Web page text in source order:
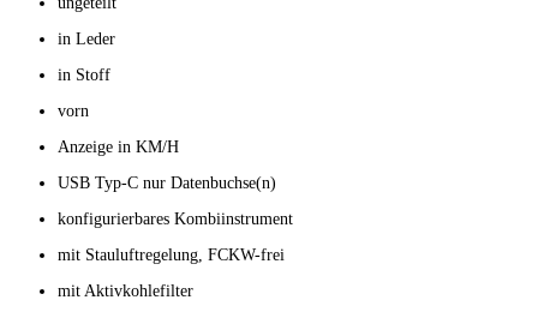
in Leder
in Stoff
vorn
Anzeige in KM/H
USB Typ-C nur Datenbuchse(n)
konfigurierbares Kombiinstrument
mit Stauluftregelung, FCKW-frei
mit Aktivkohlefilter